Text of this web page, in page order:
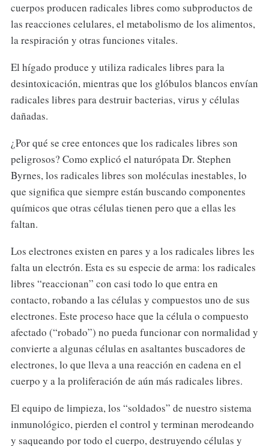
cuerpos producen radicales libres como subproductos de
las reacciones celulares, el metabolismo de los alimentos,
la respiración y otras funciones vitales.
El hígado produce y utiliza radicales libres para la
desintoxicación, mientras que los glóbulos blancos envían
radicales libres para destruir bacterias, virus y células
dañadas.
¿Por qué se cree entonces que los radicales libres son
peligrosos? Como explicó el naturópata Dr. Stephen
Byrnes, los radicales libres son moléculas inestables, lo
que significa que siempre están buscando componentes
químicos que otras células tienen pero que a ellas les
faltan.
Los electrones existen en pares y a los radicales libres les
falta un electrón. Esta es su especie de arma: los radicales
libres “reaccionan” con casi todo lo que entra en
contacto, robando a las células y compuestos uno de sus
electrones. Este proceso hace que la célula o compuesto
afectado (“robado”) no pueda funcionar con normalidad y
convierte a algunas células en asaltantes buscadores de
electrones, lo que lleva a una reacción en cadena en el
cuerpo y a la proliferación de aún más radicales libres.
El equipo de limpieza, los “soldados” de nuestro sistema
inmunológico, pierden el control y terminan merodeando
y saqueando por todo el cuerpo, destruyendo células y